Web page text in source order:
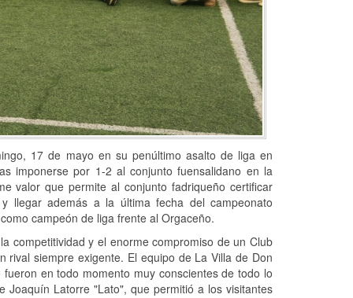
17 de mayo en su penúltimo asalto de liga en
imponerse por 1-2 al conjunto fuensalidano en la
valor que permite al conjunto fadriqueño certificar
llegar además a la última fecha del campeonato
campeón de liga frente al Orgaceño.
competitividad y el enorme compromiso de un Club
siempre exigente. El equipo de La Villa de Don
en todo momento muy conscientes de todo lo
Latorre "Lato", que permitió a los visitantes